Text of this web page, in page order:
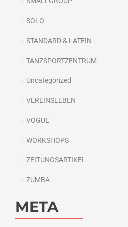
SOLO
STANDARD & LATEIN
TANZSPORTZENTRUM
Uncategorized
VEREINSLEBEN
VOGUE
WORKSHOPS
ZEITUNGSARTIKEL
ZUMBA
META